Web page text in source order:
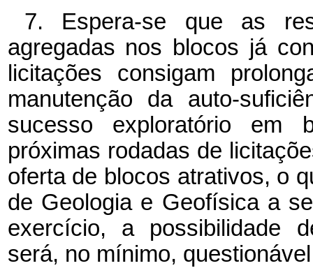
7. Espera-se que as
agregadas nos blocos já
licitações consigam
manutenção da auto-
sucesso exploratório em
próximas rodadas de
oferta de blocos atrativos, o
de Geologia e Geofísica a
exercício, a possibilidade
será, no mínimo,